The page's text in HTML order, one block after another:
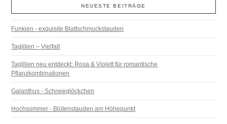
NEUESTE BEITRÄGE
Funkien - exquisite Blattschmuckstauden
Taglilien – Vielfalt
Taglilien neu entdeckt: Rosa & Violett für romantische
Pflanzkombinationen
Galanthus - Schneeglöckchen
Hochsommer - Blütenstauden am Höhepunkt